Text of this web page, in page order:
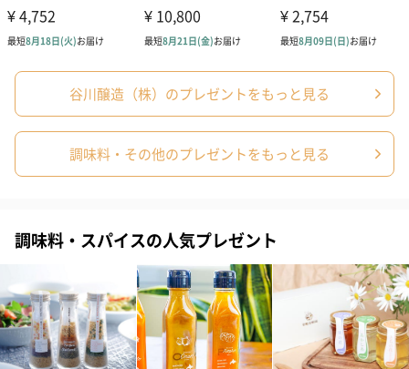
原材料
【糀ドレッシング】
甘酒（国内製造）、米酢、醤油、味噌、魚醤（いわ
し）、食用植物油脂（ごま油）、てんさい糖、米麹、
【能登のぽんず】
醤油（国内製造）、みりん、米酢、ゆず果汁、てんさ
い糖、魚醤（いわし）、椎茸
【米飴しょうゆ】
醤油（国内製造）、米飴、てんさい糖、清酒
【能登のお醤油】
大豆（国産）、小麦、食塩
【糀のディップソース】
甘酒（国内製造）、醤油、食用植物油脂（ごま油）、
【おかずみそ・ごぼう】
味噌（国内製造）、ごぼう、てんさい糖、米飴、大豆
加工品、清酒、みりん、醤油、にんにく
【おかずみそ・とうがらし】
味噌（国内製造）、てんさい糖、米飴、椎茸、大豆加
工品、食用植物油脂（ごま油）、にんにく、醤油、ご
谷川醸造（株）のプレゼントをもっと見る
調味料・その他のプレゼントをもっと見る
調味料・スパイスの人気プレゼント